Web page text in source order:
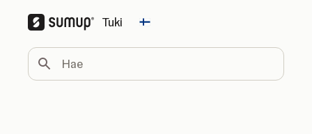
Tuki Change country
Hae